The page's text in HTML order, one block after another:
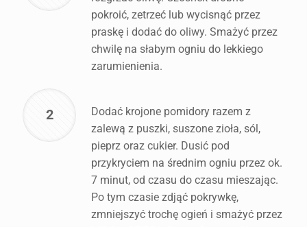
pokroić, zetrzeć lub wycisnąć przez
praskę i dodać do oliwy. Smażyć przez
chwilę na słabym ogniu do lekkiego
zarumienienia.
2
Dodać krojone pomidory razem z
zalewą z puszki, suszone zioła, sól,
pieprz oraz cukier. Dusić pod
przykryciem na średnim ogniu przez ok.
7 minut, od czasu do czasu mieszając.
Po tym czasie zdjąć pokrywkę,
zmniejszyć trochę ogień i smażyć przez